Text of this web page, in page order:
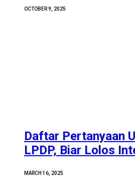
OCTOBER 9, 2025
Daftar Pertanyaan
LPDP, Biar Lolos
MARCH 16, 2025